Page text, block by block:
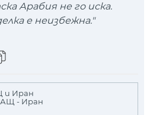
Арабия не го иска.
е неизбежна."
и Иран
- Иран